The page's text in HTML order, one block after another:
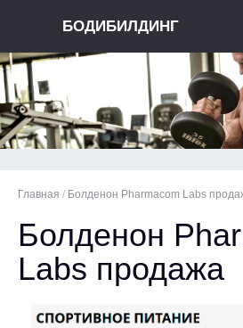
БОДИБИЛДИНГ
Главная / Болденон Pharmacom Labs
Болденон
Labs продажа